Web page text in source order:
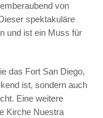
von
spektakuläre
und ist ein Muss für
das Fort San Diego,
ist, sondern auch
Eine weitere
Kirche Nuestra